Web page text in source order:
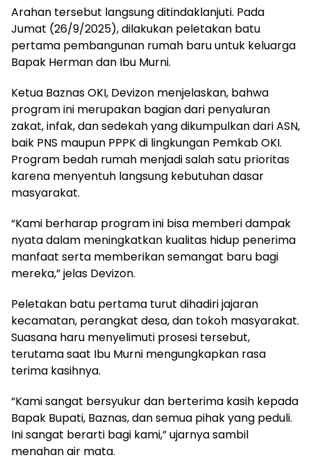
Arahan tersebut langsung ditindaklanjuti. Pada
Jumat (26/9/2025), dilakukan peletakan batu
pertama pembangunan rumah baru untuk keluarga
Bapak Herman dan Ibu Murni.
Ketua Baznas OKI, Devizon menjelaskan, bahwa
program ini merupakan bagian dari penyaluran
zakat, infak, dan sedekah yang dikumpulkan dari ASN,
baik PNS maupun PPPK di lingkungan Pemkab OKI.
Program bedah rumah menjadi salah satu prioritas
karena menyentuh langsung kebutuhan dasar
masyarakat.
“Kami berharap program ini bisa memberi dampak
nyata dalam meningkatkan kualitas hidup penerima
manfaat serta memberikan semangat baru bagi
mereka,” jelas Devizon.
Peletakan batu pertama turut dihadiri jajaran
kecamatan, perangkat desa, dan tokoh masyarakat.
Suasana haru menyelimuti prosesi tersebut,
terutama saat Ibu Murni mengungkapkan rasa
terima kasihnya.
“Kami sangat bersyukur dan berterima kasih kepada
Bapak Bupati, Baznas, dan semua pihak yang peduli.
Ini sangat berarti bagi kami,” ujarnya sambil
menahan air mata.